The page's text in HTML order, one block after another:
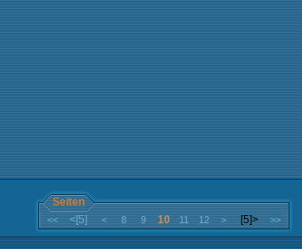
Seiten
<< <[5] < 8 9 10 11 12 > [5]> >>